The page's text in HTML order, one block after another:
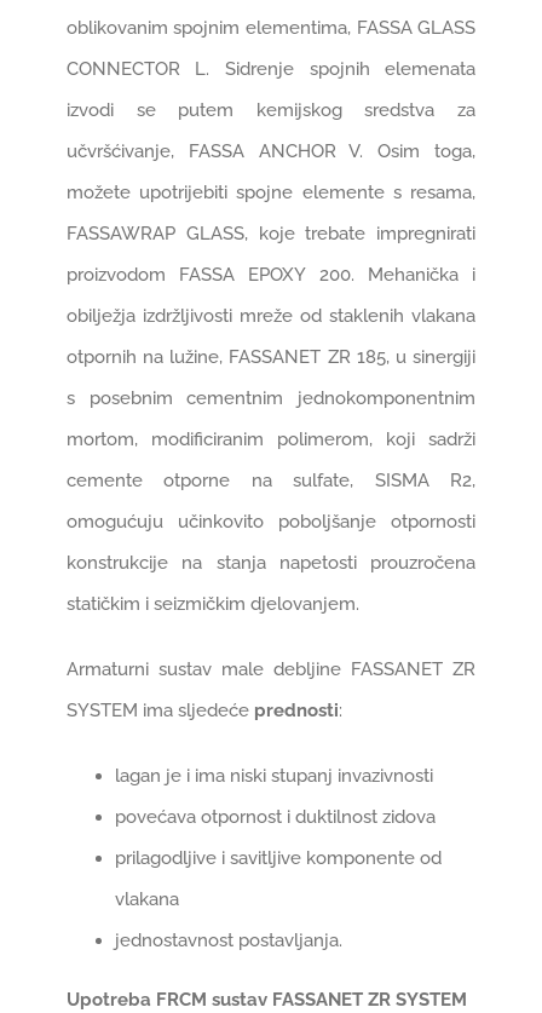
oblikovanim spojnim elementima, FASSA GLASS
CONNECTOR L. Sidrenje spojnih elemenata
izvodi se putem kemijskog sredstva za
učvršćivanje, FASSA ANCHOR V. Osim toga,
možete upotrijebiti spojne elemente s resama,
FASSAWRAP GLASS, koje trebate impregnirati
proizvodom FASSA EPOXY 200. Mehanička i
obilježja izdržljivosti mreže od staklenih vlakana
otpornih na lužine, FASSANET ZR 185, u sinergiji
s posebnim cementnim jednokomponentnim
mortom, modificiranim polimerom, koji sadrži
cemente otporne na sulfate, SISMA R2,
omogućuju učinkovito poboljšanje otpornosti
konstrukcije na stanja napetosti prouzročena
statičkim i seizmičkim djelovanjem.
Armaturni sustav male debljine FASSANET ZR
SYSTEM ima sljedeće prednosti:
lagan je i ima niski stupanj invazivnosti
povećava otpornost i duktilnost zidova
prilagodljive i savitljive komponente od
vlakana
jednostavnost postavljanja.
Upotreba FRCM sustav FASSANET ZR SYSTEM